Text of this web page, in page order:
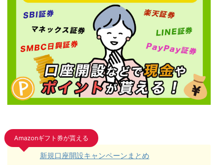
Amazonギフト券が貰える
新規口座開設キャンペーンまとめ